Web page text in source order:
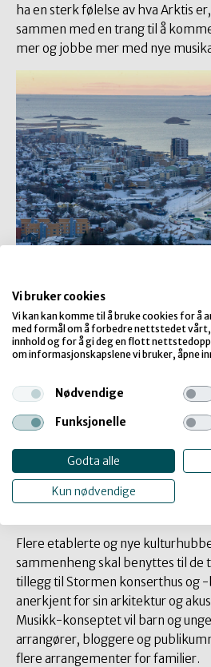
ha en sterk følelse av hva Arktis
sammen med en trang til å
mer og jobbe mer med nye
Oversiktsbilde av Bodø sentrum. Foto:
Skille/Nordland Fylkeskommune
Øyepå
Visningsarenaen for visuell
i år til Bodø, som en del av
Mer info om Øyepå 2024
Flere etablerte og nye
sammenheng skal benyttes til de
tillegg til Stormen konserthus og
anerkjent for sin arkitektur og
Musikk-konseptet vil barn og
arrangører, bloggere og
flere arrangementer for familier.
Vi bruker cookies
Vi kan kan komme til å bruke cookies for å
med formål om å forbedre nettstedet
innhold og for å gi deg en flott
om informasjonskapslene vi bruker, åpne
Nødvendige
Funksjonelle
Godta alle
Kun nødvendige